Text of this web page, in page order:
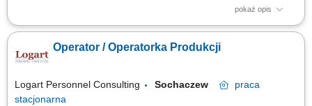
pokaż opis
Opis stanowiska Realizacja zadań związanych z bieżącym procesem
instrukcjami. Montaż elementów oraz kontrola jakości gotowych wyrobów.
Dbanie o prawidłowy przebieg produkcji oraz porządek na stanowisku
Operator / Operatorka Produkcji
Logart Personnel Consulting Sochaczew
praca
stacjonarna